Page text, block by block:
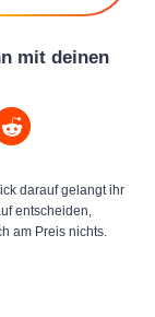
mit deinen
darauf gelangt ihr
entscheiden,
am Preis nichts.